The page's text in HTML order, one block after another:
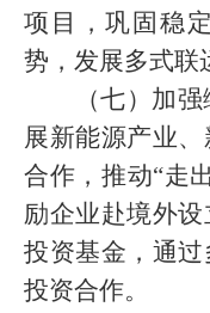
项目，巩固稳
势，发展多式联
（七）加强
展新能源产业
合作，推动“走
励企业赴境外
投资基金，通
投资合作。